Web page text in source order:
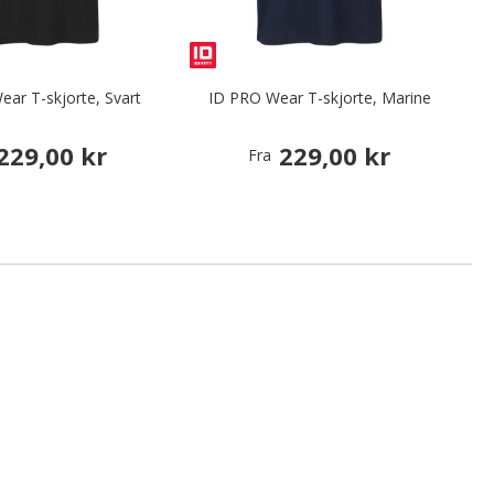
T-skjorte, Svart
kr
ID PRO Wear T-skjorte, Marine
Fra 229,00 kr